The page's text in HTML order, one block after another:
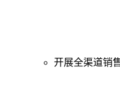
开展全渠道销